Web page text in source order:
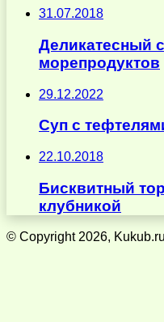
31.07.2018
Деликатесный
морепродуктов
29.12.2022
Суп с
22.10.2018
Бисквитный
клубникой
© Copyright 2026, Kukub.ru